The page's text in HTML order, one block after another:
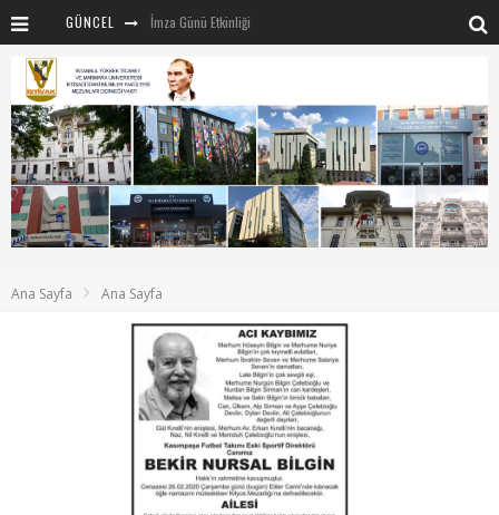
GÜNCEL İmza Günü Etkinliği
İSTİVAK 2025 Nisan Ayı Yönetim Kurulu Toplantısı
Mentör-Marmara projesi Kahvaltı Buluşması
“RUH VE BEDENİN UYANIŞI” konulu etkinliğimizden kareler
SAHNE SANATLARINDA İZ BIRAKAN CUMHURİYET KADINLARI
Ana Sayfa Ana Sayfa